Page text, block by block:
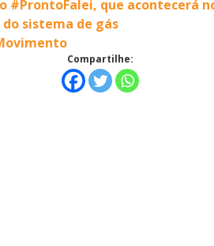
#ProntoFalei, que acontecerá
sistema de gás
Compartilhe: